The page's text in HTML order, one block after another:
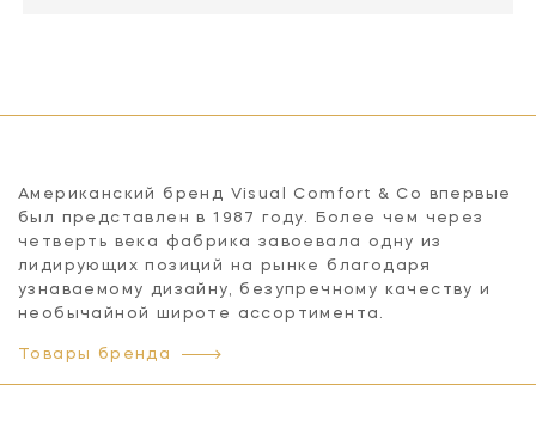
Американский бренд Visual Comfort & Co впервые
был представлен в 1987 году. Более чем через
четверть века фабрика завоевала одну из
лидирующих позиций на рынке благодаря
узнаваемому дизайну, безупречному качеству и
необычайной широте ассортимента.
Товары бренда